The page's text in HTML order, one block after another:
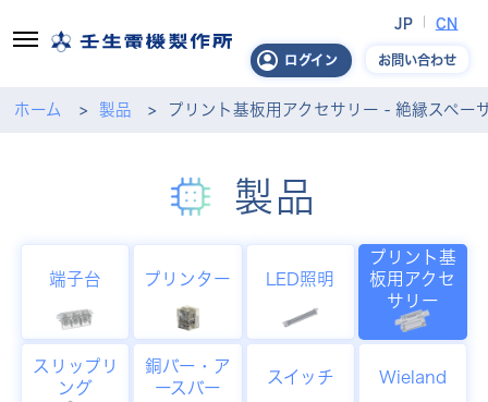
ログイン
JP CN
お問い合わせ
ホーム 製品 プリント基板用アクセサリー - 絶縁スペ
製品
端子台 プリンター LED照明
プリント基
板用アクセ
サリー
スリップリ
ング
銅バー・ア
ースバー
スイッチ Wieland